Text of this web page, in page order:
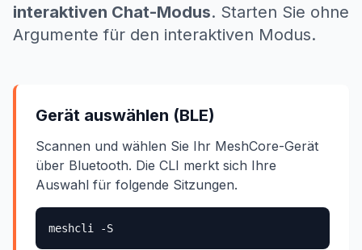
interaktiven Chat-Modus. Starten Sie ohne
Argumente für den interaktiven Modus.
Gerät auswählen (BLE)
Scannen und wählen Sie Ihr MeshCore-Gerät
über Bluetooth. Die CLI merkt sich Ihre
Auswahl für folgende Sitzungen.
meshcli -S